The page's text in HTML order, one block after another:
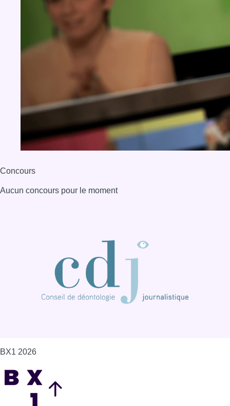
Concours
Aucun concours pour le moment
BX1 2026